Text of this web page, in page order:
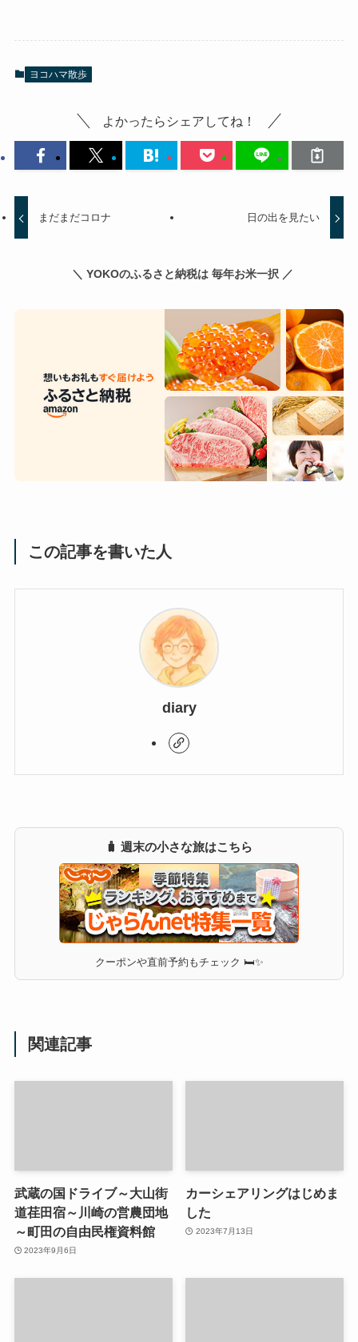
ヨコハマ散歩
よかったらシェアしてね！
まだまだコロナ 日の出を見たい
＼ YOKOのふるさと納税は 毎年お米一択 ／
この記事を書いた人
diary
🧳 週末の小さな旅はこちら
クーポンや直前予約もチェック 🛏✨
関連記事
武蔵の国ドライブ～大山街
道荏田宿～川崎の営農団地
～町田の自由民権資料館
2023年9月6日
カーシェアリングはじめま
した
2023年7月13日